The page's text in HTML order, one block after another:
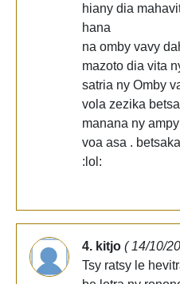
hiany dia
hana
na omby vavy
mazoto dia vita
satria ny Omby
vola zezika
manana ny
voa asa .
:lol:
4. kitjo ( 14/10/
Tsy ratsy le